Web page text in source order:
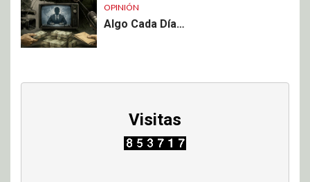
OPINIÓN
Algo Cada Día…
Visitas